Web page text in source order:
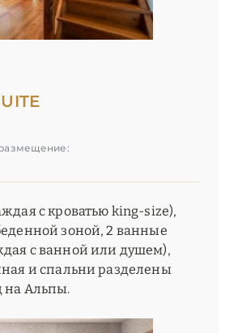
с кроватью king-size),
зоной, 2 ванные
с ванной или душем),
и спальни разделены
на Альпы.